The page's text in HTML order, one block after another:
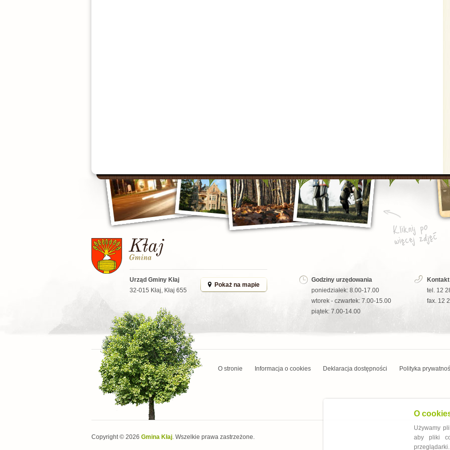
O
Używamy
aby pliki
Pokaż na mapie
Urząd Gminy Kłaj
32-015 Kłaj, Kłaj 655
Godziny urzędowania
poniedziałek: 8.00-17.00
wtorek - czwartek: 7.00-15.00
piątek: 7.00-14.00
Kontakt
tel. 12
fax. 12
O stronie Informacja o cookies Deklaracja dostępności Polityka
Copyright © 2026 Gmina Kłaj. Wszelkie prawa zastrzeżone.